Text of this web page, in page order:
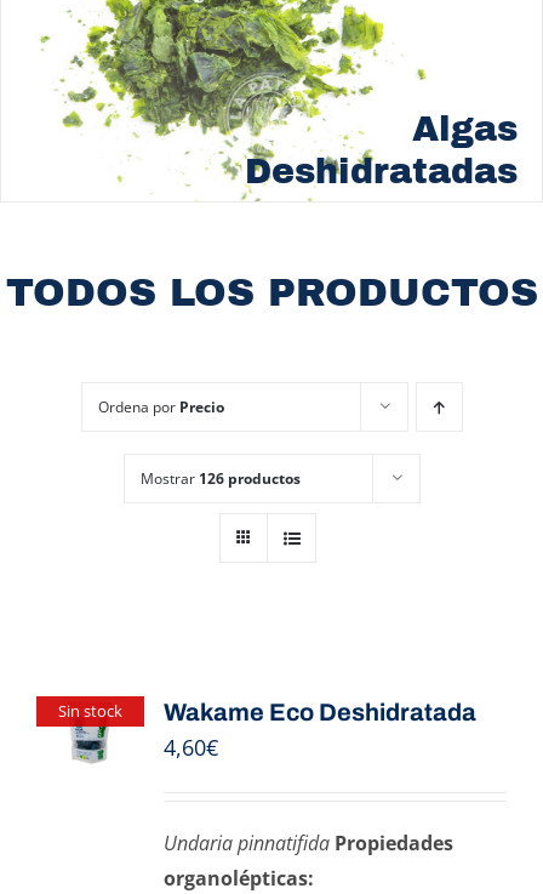
Algas
Deshidratadas
TODOS LOS PRODUCTOS
Ordena por Precio
Mostrar 126 productos
Sin stock Wakame Eco Deshidratada
4,60€
Undaria pinnatifida Propiedades
organolépticas: